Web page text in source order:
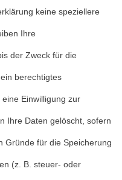
keine speziellere
Ihre
der Zweck für die
berechtigtes
Einwilligung zur
Ihre Daten gelöscht, sofern
Gründe für die Speicherung
(z. B. steuer- oder